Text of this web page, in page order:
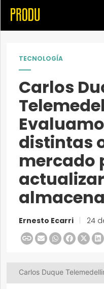
TECNOLOGÍA
Carlos
distintas
mercado
Ernesto Ecarri 24
Carlos Duque